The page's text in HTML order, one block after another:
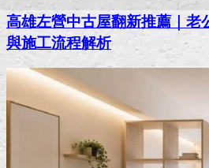
高雄左營中古屋翻新推薦｜老
與施工流程解析